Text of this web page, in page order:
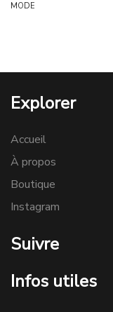
MODE
Explorer
Accueil
À propos
Boutique
Instagram
Suivre
Infos utiles